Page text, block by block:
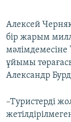
Алексей
бір жарым
ұйымы
Александр
–Туристерді